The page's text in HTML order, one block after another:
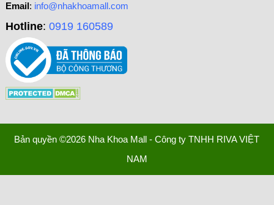
Email: info@nhakhoamall.com
Hotline: 0919 160589
Bản quyền ©2026 Nha Khoa Mall - Công ty TNHH RIVA VIỆT
NAM